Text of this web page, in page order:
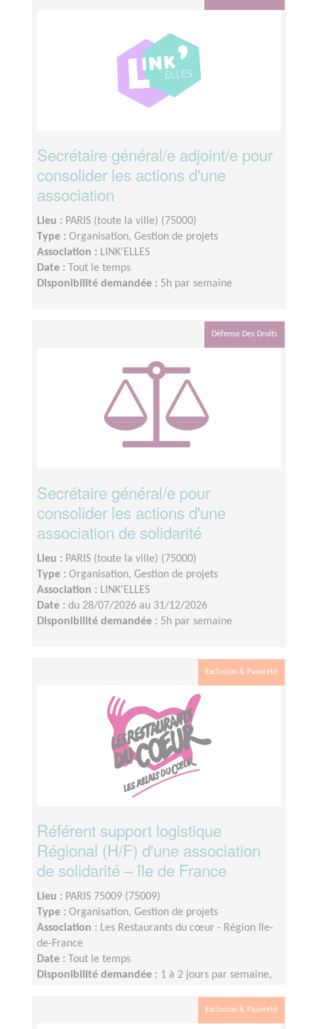
Secrétaire général/e adjoint/e pour
consolider les actions d'une
association
Lieu : PARIS (toute la ville) (75000)
Type : Organisation, Gestion de projets
Association : LINK'ELLES
Date :
Tout le temps
Disponibilité demandée : 5h par semaine
Défense Des Droits
Secrétaire général/e pour
consolider les actions d'une
association de solidarité
Lieu : PARIS (toute la ville) (75000)
Type : Organisation, Gestion de projets
Association : LINK'ELLES
Date : du 28/07/2026 au 31/12/2026
Disponibilité demandée : 5h par semaine
Exclusion & Pauvreté
Référent support logistique
Régional (H/F) d'une association
de solidarité – île de France
Lieu : PARIS 75009 (75009)
Type : Organisation, Gestion de projets
Association : Les Restaurants du cœur - Région Ile-
de-France
Date :
Tout le temps
Disponibilité demandée : 1 à 2 jours par semaine,
s’investir davantage si la mission vous plaît. Une
partie de la mission est réalisable en télébénévolat.
Exclusion & Pauvreté